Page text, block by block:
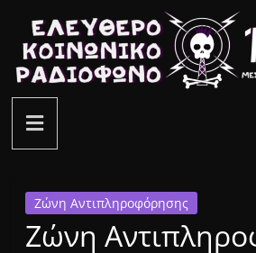
περιεχόμενο
ελεύθερο
κοινωνικό
ραδιόφωνο
Ζώνη Αντιπληροφόρησης
Ζώνη